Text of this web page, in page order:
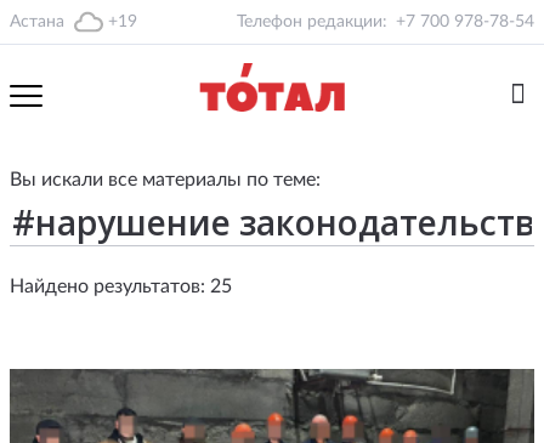
Астана +19 Телефон редакции: +7 700 978-78-54
Вы искали все материалы по теме:
Найдено результатов: 25